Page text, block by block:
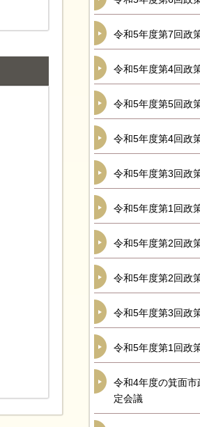
令和5年度第7回政
令和5年度第4回政
令和5年度第5回政
令和5年度第4回政
令和5年度第3回政
令和5年度第1回政
令和5年度第2回政
令和5年度第2回政
令和5年度第3回政
令和5年度第1回政
令和4年度の箕面
定会議